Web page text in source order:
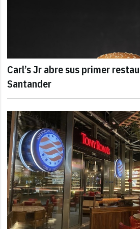
Carl’s Jr abre sus primer
Santander